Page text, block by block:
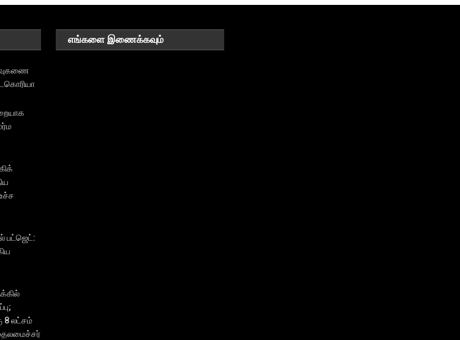
பட்ஜெட்:
8 லட்சம்
எங்களை இணைக்கவும்